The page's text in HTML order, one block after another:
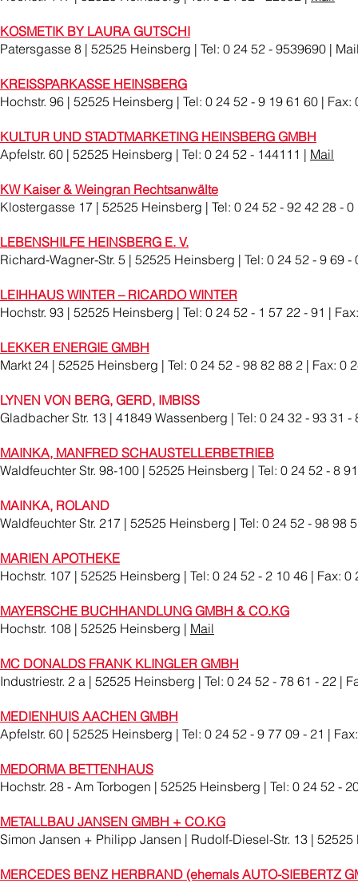
KOSMETIK BY LAURA GUTSCHI
Patersgasse 8 | 52525 Heinsberg | Tel: 0 24 52 - 9539690 |
KREISSPARKASSE HEINSBERG
Hochstr. 96 | 52525 Heinsberg | Tel: 0 24 52 - 9 19 61 60 |
KULTUR UND STADTMARKETING HEINSBERG GMBH
Apfelstr. 60 | 52525 Heinsberg | Tel: 0 24 52 - 144111 | Mail
KW Kaiser & Weingran Rechtsanwälte
Klostergasse 17 | 52525 Heinsberg | Tel: 0 24 52 - 92 42 28 -
LEBENSHILFE HEINSBERG E. V.
Richard-Wagner-Str. 5 | 52525 Heinsberg | Tel: 0 24 52 - 9 69 -
LEIHHAUS WINTER – RICARDO WINTER
Hochstr. 93 | 52525 Heinsberg | Tel: 0 24 52 - 1 57 22 - 91 |
LEKKER ENERGIE GMBH
Markt 24 | 52525 Heinsberg | Tel: 0 24 52 - 98 82 88 2 | Fax: 0
LYNEN VON BERG, GERD, IMBISS
Gladbacher Str. 13 | 41849 Wassenberg | Tel: 0 24 32 - 93 31
MAINKA, MANFRED SCHAUSTELLERBETRIEB
Waldfeuchter Str. 98-100 | 52525 Heinsberg | Tel: 0 24 52 - 8
MAINKA, ROLAND
Waldfeuchter Str. 217 | 52525 Heinsberg | Tel: 0 24 52 - 98 98
MARIEN APOTHEKE
Hochstr. 107 | 52525 Heinsberg | Tel: 0 24 52 - 2 10 46 | Fax: 0
MAYERSCHE BUCHHANDLUNG GMBH & CO.KG
Hochstr. 108 | 52525 Heinsberg | Mail
MC DONALDS FRANK KLINGLER GMBH
Industriestr. 2 a | 52525 Heinsberg | Tel: 0 24 52 - 78 61 - 22 |
MEDIENHUIS AACHEN GMBH
Apfelstr. 60 | 52525 Heinsberg | Tel: 0 24 52 - 9 77 09 - 21 |
MEDORMA BETTENHAUS
Hochstr. 28 - Am Torbogen | 52525 Heinsberg | Tel: 0 24 52 -
METALLBAU JANSEN GMBH + CO.KG
Simon Jansen + Philipp Jansen | Rudolf-Diesel-Str. 13 |
MERCEDES BENZ HERBRAND (ehemals AUTO-SIEBERTZ